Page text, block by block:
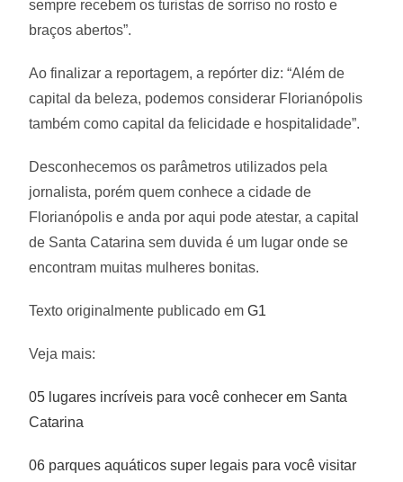
sempre recebem os turistas de sorriso no rosto e
braços abertos”.
Ao finalizar a reportagem, a repórter diz: “Além de
capital da beleza, podemos considerar Florianópolis
também como capital da felicidade e hospitalidade”.
Desconhecemos os parâmetros utilizados pela
jornalista, porém quem conhece a cidade de
Florianópolis e anda por aqui pode atestar, a capital
de Santa Catarina sem duvida é um lugar onde se
encontram muitas mulheres bonitas.
Texto originalmente publicado emG1
Veja mais:
05 lugares incríveis para você conhecer em Santa
Catarina
06 parques aquáticos super legais para você visitar